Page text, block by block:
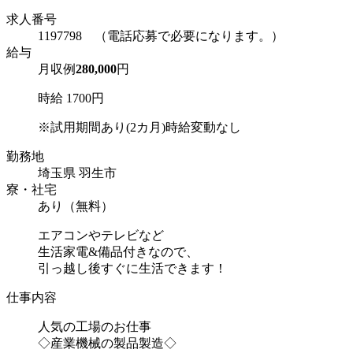
求人番号
1197798 （電話応募で必要になります。）
給与
月収例280,000円
時給 1700円
※試用期間あり(2カ月)時給変動なし
勤務地
埼玉県 羽生市
寮・社宅
あり（無料）
エアコンやテレビなど
生活家電&備品付きなので、
引っ越し後すぐに生活できます！
仕事内容
人気の工場のお仕事
◇産業機械の製品製造◇